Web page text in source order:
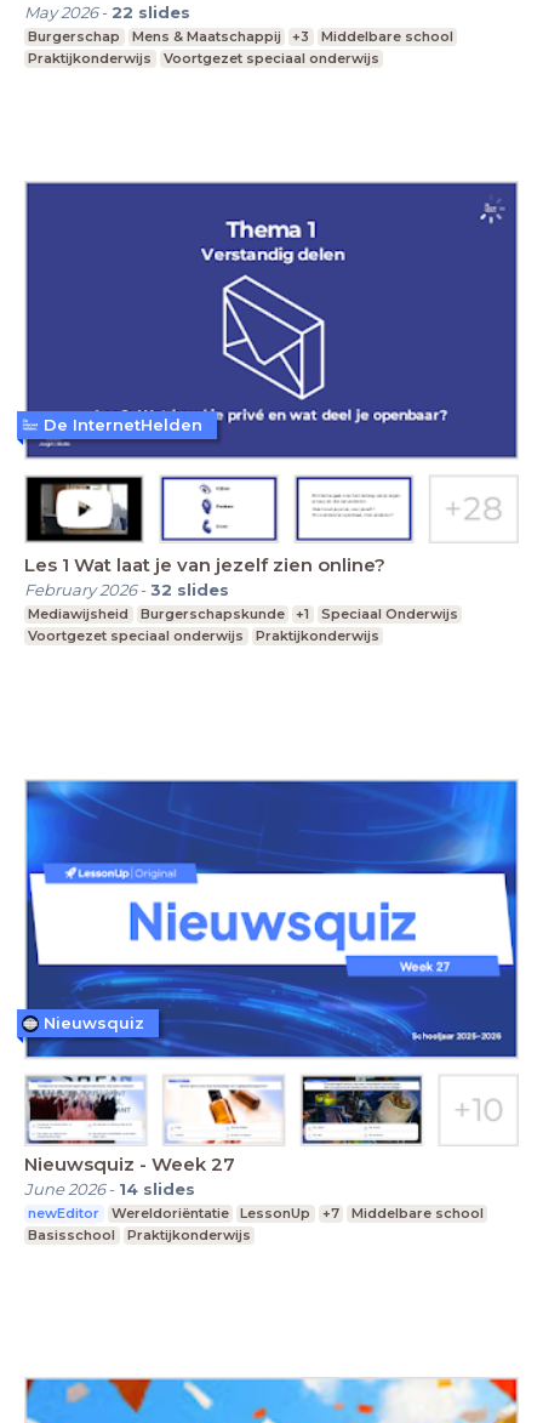
May 2026- 22 slides
Burgerschap Mens & Maatschappij +3
Middelbare school
Praktijkonderwijs
Voortgezet speciaal onderwijs
Les 1 Wat laat je van jezelf zien online?
February 2026-32 slides
Mediawijsheid Burgerschapskunde +1
Speciaal Onderwijs
Voortgezet speciaal onderwijs
Praktijkonderwijs
De InternetHelden
Nieuwsquiz - Week 27
June 2026- 14 slides
newEditor Wereldoriëntatie LessonUp +7
Middelbare school
Basisschool
Praktijkonderwijs
Nieuwsquiz